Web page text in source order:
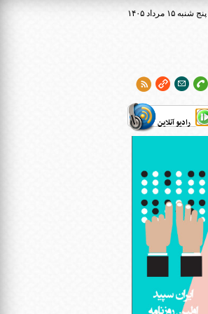
۱۴۰۵ پنج شنبه ۱۵ مرداد
رادیو آنلاین